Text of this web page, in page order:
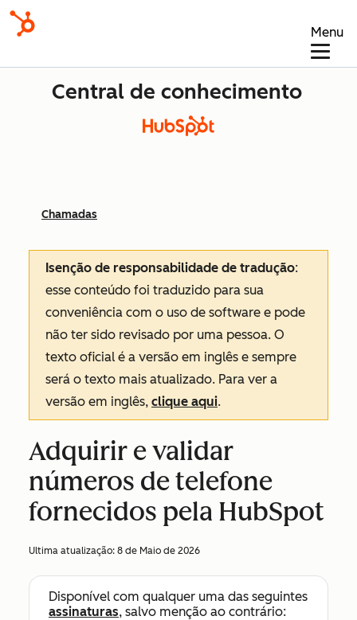
Menu
Central de conhecimento
Chamadas
Isenção de responsabilidade de tradução:
esse conteúdo foi traduzido para sua
conveniência com o uso de software e pode
não ter sido revisado por uma pessoa. O
texto oficial é a versão em inglês e sempre
será o texto mais atualizado. Para ver a
versão em inglês, clique aqui.
Adquirir e validar
números de telefone
fornecidos pela HubSpot
Ultima atualização: 8 de Maio de 2026
Disponível com qualquer uma das seguintes
assinaturas, salvo menção ao contrário: